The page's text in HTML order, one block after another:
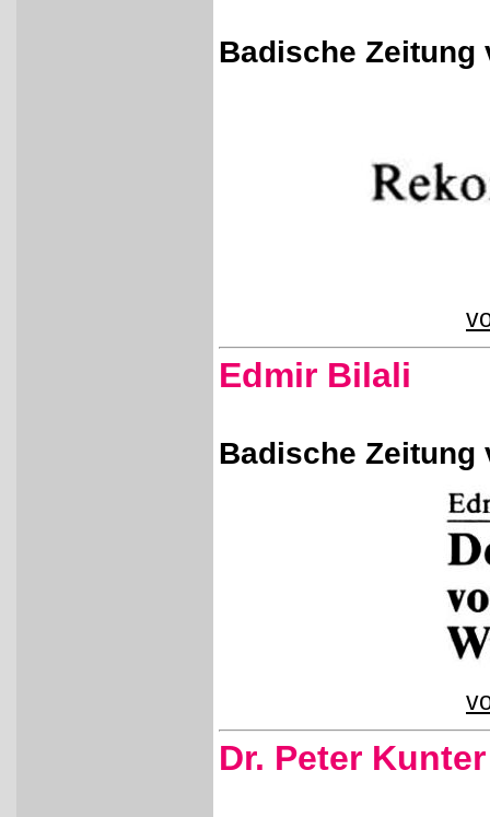
Badische Zeitung
Edmir Bilali
Badische Zeitung
Dr. Peter Kunter